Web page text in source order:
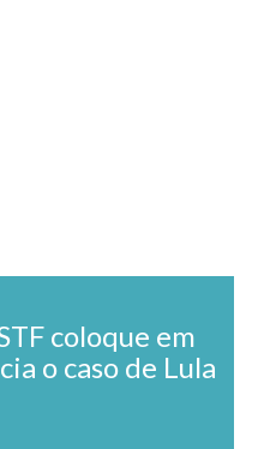
coloque em
o caso de Lula